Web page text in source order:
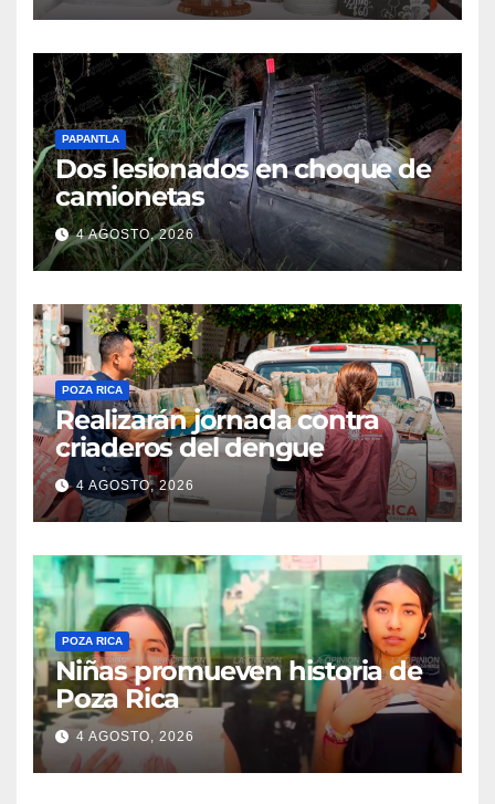
PAPANTLA
Dos lesionados en choque de
camionetas
4 AGOSTO, 2026
POZA RICA
Realizarán jornada contra
criaderos del dengue
4 AGOSTO, 2026
POZA RICA
Niñas promueven historia de
Poza Rica
4 AGOSTO, 2026